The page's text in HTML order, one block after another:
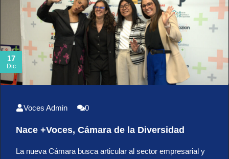
17
Dic
Voces Admin 0
Nace +Voces, Cámara de la Diversidad
La nueva Cámara busca articular al sector empresarial y